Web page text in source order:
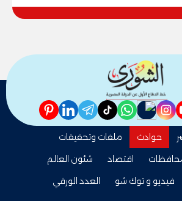
instagram
nabd
whatsapp
tiktok
telegram
linkedin
pinterest
حوادث
ملفات وتحقيقات
اقتصاد
شئون العالم
فيديو و توك شو
العدد الورقي